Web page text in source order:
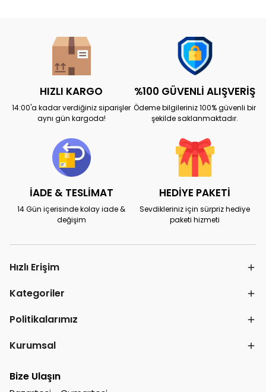
HIZLI KARGO
14:00'a kadar verdiğiniz siparişler
aynı gün kargoda!
%100 GÜVENLİ ALIŞVERİŞ
Ödeme bilgileriniz 100% güvenli bir
şekilde saklanmaktadır.
İADE & TESLİMAT
14 Gün içerisinde kolay iade &
değişim
HEDİYE PAKETİ
Sevdikleriniz için sürpriz hediye
paketi hizmeti
Hızlı Erişim
Kategoriler
Politikalarımız
Kurumsal
Bize Ulaşın